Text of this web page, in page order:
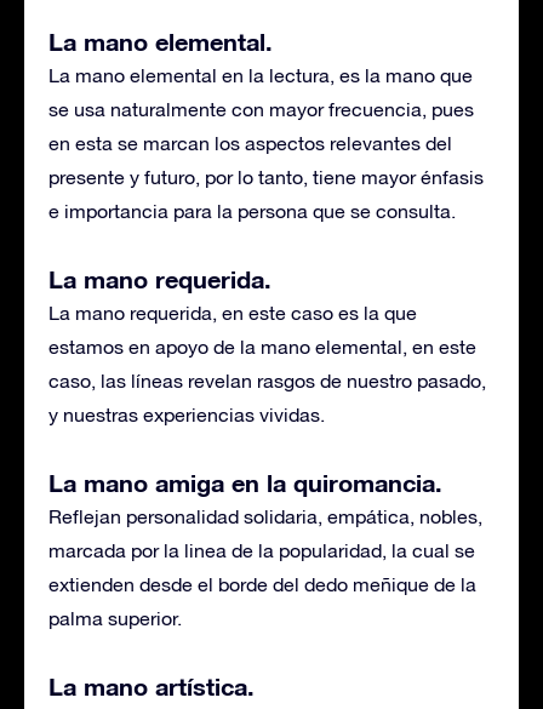
La mano elemental.
La mano elemental en la lectura, es la mano que
se usa naturalmente con mayor frecuencia, pues
en esta se marcan los aspectos relevantes del
presente y futuro, por lo tanto, tiene mayor énfasis
e importancia para la persona que se consulta.
La mano requerida.
La mano requerida, en este caso es la que
estamos en apoyo de la mano elemental, en este
caso, las líneas revelan rasgos de nuestro pasado,
y nuestras experiencias vividas.
La mano amiga en la quiromancia.
Reflejan personalidad solidaria, empática, nobles,
marcada por la linea de la popularidad, la cual se
extienden desde el borde del dedo meñique de la
palma superior.
La mano artística.